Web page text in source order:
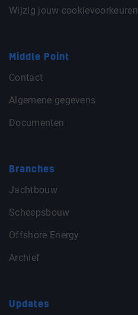
Wijzig jouw cookievoorkeuren
Middle Point
Contact
Algemene gegevens
Documenten
Branches
Jachtbouw
Scheepsbouw
Offshore Energy
Archief
Updates